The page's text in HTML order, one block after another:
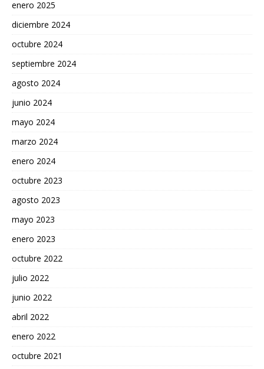
enero 2025
diciembre 2024
octubre 2024
septiembre 2024
agosto 2024
junio 2024
mayo 2024
marzo 2024
enero 2024
octubre 2023
agosto 2023
mayo 2023
enero 2023
octubre 2022
julio 2022
junio 2022
abril 2022
enero 2022
octubre 2021